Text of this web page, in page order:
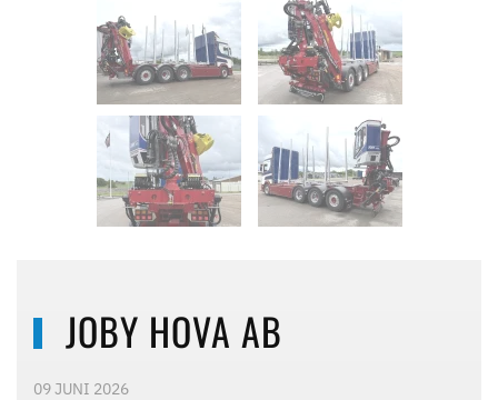
JOBY HOVA AB
09 JUNI 2026